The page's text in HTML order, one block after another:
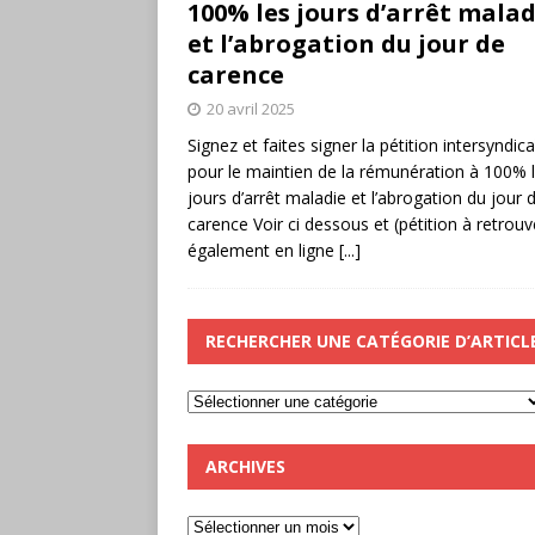
100% les jours d’arrêt
et l’abrogation du jour de
carence
20 avril 2025
Signez et faites signer la pétition
pour le maintien de la rémunération à 100%
jours d’arrêt maladie et l’abrogation du jour
carence Voir ci dessous et (pétition à
également en ligne [...]
RECHERCHER UNE CATÉGORIE
ARCHIVES